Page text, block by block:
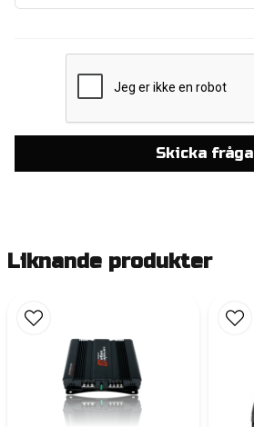
Skicka fråga
Liknande produkter